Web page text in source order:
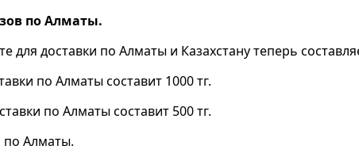
по Алматы.
доставки по Алматы и Казахстану теперь
по Алматы составит 1000 тг.
по Алматы составит 500 тг.
по Алматы.